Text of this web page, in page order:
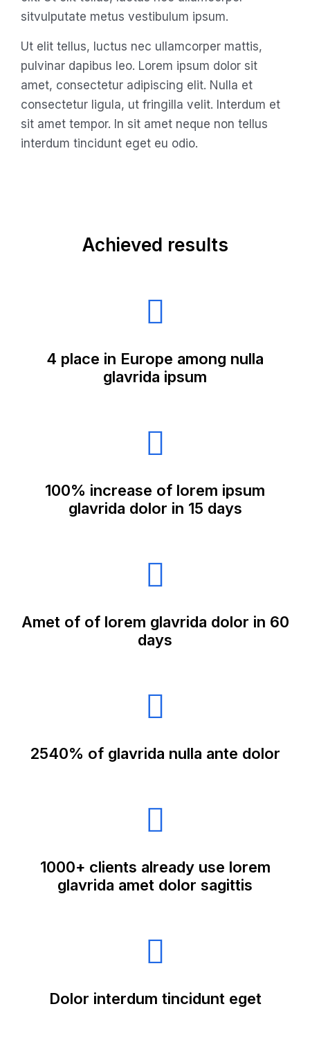
sitvulputate metus vestibulum ipsum.
Ut elit tellus, luctus nec ullamcorper mattis,
pulvinar dapibus leo. Lorem ipsum dolor sit
amet, consectetur adipiscing elit. Nulla et
consectetur ligula, ut fringilla velit. Interdum et
sit amet tempor. In sit amet neque non tellus
interdum tincidunt eget eu odio.
Achieved results
4 place in Europe among nulla
glavrida ipsum
100% increase of lorem ipsum
glavrida dolor in 15 days
Amet of of lorem glavrida dolor in 60
days
2540% of glavrida nulla ante dolor
1000+ clients already use lorem
glavrida amet dolor sagittis
Dolor interdum tincidunt eget